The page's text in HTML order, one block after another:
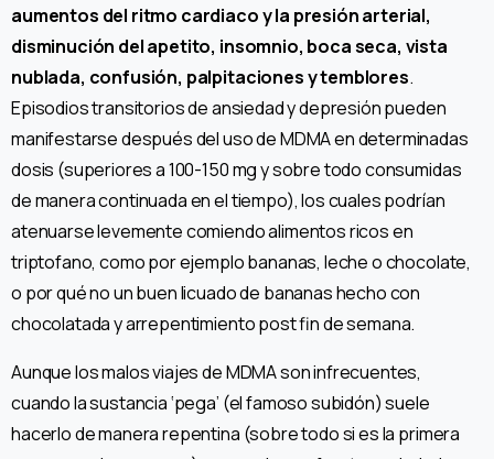
aumentos del ritmo cardiaco y la presión arterial,
disminución del apetito, insomnio, boca seca, vista
nublada, confusión, palpitaciones y temblores.
Episodios transitorios de ansiedad y depresión pueden
manifestarse después del uso de MDMA en determinadas
dosis (superiores a 100-150 mg y sobre todo consumidas
de manera continuada en el tiempo), los cuales podrían
atenuarse levemente comiendo alimentos ricos en
triptofano, como por ejemplo bananas, leche o chocolate,
o por qué no un buen licuado de bananas hecho con
chocolatada y arrepentimiento post fin de semana.
Aunque los malos viajes de MDMA son infrecuentes,
cuando la sustancia ‘pega’ (el famoso subidón) suele
hacerlo de manera repentina (sobre todo si es la primera